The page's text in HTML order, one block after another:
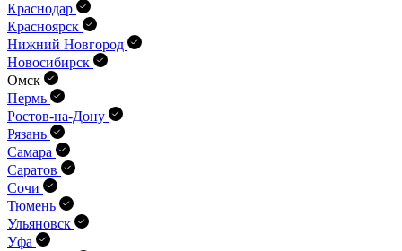
Краснодар
Красноярск
Нижний Новгород
Новосибирск
Омск
Пермь
Ростов-на-Дону
Рязань
Самара
Саратов
Сочи
Тюмень
Ульяновск
Уфа